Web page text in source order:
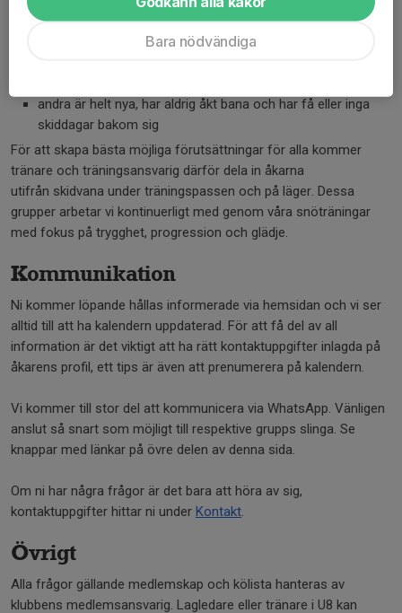
grupper
I U8 har vi en stor spridning i erfarenhet:
andra är helt nya, har aldrig åkt bana och har få eller inga
skiddagar bakom sig
För att skapa bästa möjliga förutsättningar för alla kommer
tränare och träningsansvarig därför dela in åkarna
utifrån skidvana under träningspassen och på läger. Dessa
grupper arbetar vi kontinuerligt med genom våra snöträningar
med fokus på trygghet, progression och glädje.
Kommunikation
Ni kommer löpande hållas informerade via hemsidan och vi ser
alltid till att ha kalendern uppdaterad. För att få del av all
information är det viktigt att ha rätt kontaktuppgifter inlagda på
åkarens profil, ett tips är även att prenumerera på kalendern.
Vi kommer till stor del att kommunicera via WhatsApp. Vänligen
anslut så snart som möjligt till respektive grupps slinga. Se
knappar med länkar på övre delen av denna sida.
Om ni har några frågor är det bara att höra av sig,
kontaktuppgifter hittar ni under Kontakt.
Övrigt
Alla frågor gällande medlemskap och kölista hanteras av
klubbens medlemsansvarig. Lagledare eller tränare i U8 kan
Bara nödvändiga